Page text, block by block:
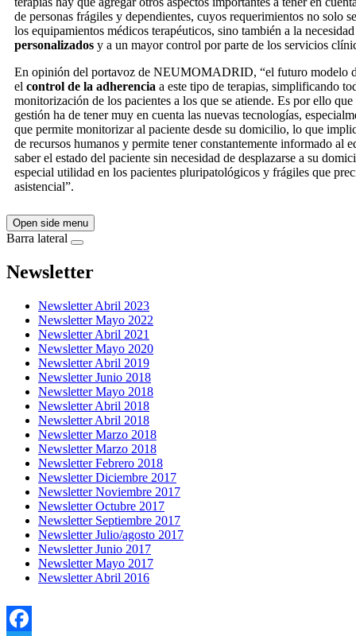
de personas frágiles y dependientes, cuyos requerimientos no solo
los equipamientos médicos terapéuticos, sino también a la
personalizados y a un mayor control por parte de los servicios
En opinión del portavoz de NEUMOMADRID, “el futuro modelo
el control de la adherencia a este tipo de terapias, simplificando
monitorización de los pacientes a los que se atiende. Es por ello
gestión ha de tener muy en cuenta las nuevas tecnologías,
que permite monitorizar al paciente desde su domicilio, lo que
de recursos humanos y permite tener constantemente informado al
saber el estado del paciente sin necesidad de desplazarse a su
especial utilidad en los pacientes pluripatológicos y frágiles que
asistencial”.
Open side menu
Barra lateral
Newsletter
Newsletter Abril 2023
Newsletter Mayo 2022
Newsletter Abril 2021
Newsletter Mayo 2020
Newsletter Abril 2019
Newsletter Junio 2018
Newsletter Mayo 2018
Newsletter Abril 2018
Newsletter Abril 2018
Newsletter Marzo 2018
Newsletter Marzo 2018
Newsletter Febrero 2018
Newsletter Diciembre 2017
Newsletter Noviembre 2017
Newsletter Octubre 2017
Newsletter Septiembre 2017
Newsletter Julio/agosto 2017
Newsletter Junio 2017
Newsletter Mayo 2017
Newsletter Abril 2016